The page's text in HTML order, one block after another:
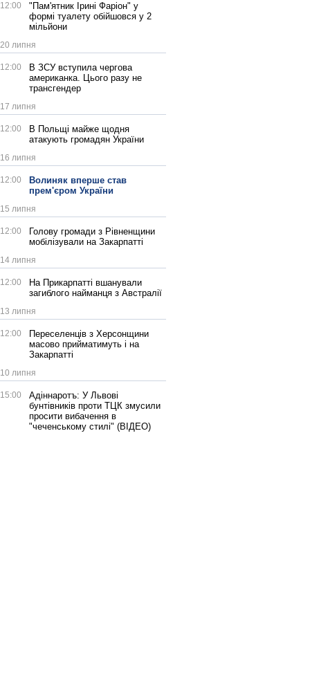
12:00
"Пам'ятник Ірині Фаріон" у
формі туалету обійшовся у 2
мільйони
20 липня
12:00
В ЗСУ вступила чергова
американка. Цього разу не
трансгендер
17 липня
12:00
В Польщі майже щодня
атакують громадян України
16 липня
12:00
Волиняк вперше став
прем'єром України
15 липня
12:00
Голову громади з Рівненщини
мобілізували на Закарпатті
14 липня
12:00
На Прикарпатті вшанували
загиблого найманця з Австралії
13 липня
12:00
Переселенців з Херсонщини
масово прийматимуть і на
Закарпатті
10 липня
15:00
Адіннаротъ: У Львові
бунтівників проти ТЦК змусили
просити вибачення в
"чеченському стилі" (ВІДЕО)